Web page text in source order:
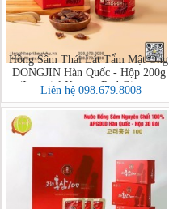
Hồng Sâm Thái Lát Tẩm Mật Ong
DONGJIN Hàn Quốc - Hộp 200g
(Imperial Korean Red Ginseng
Honey Sliced PREMIUM)
Liên hệ 098.679.8008